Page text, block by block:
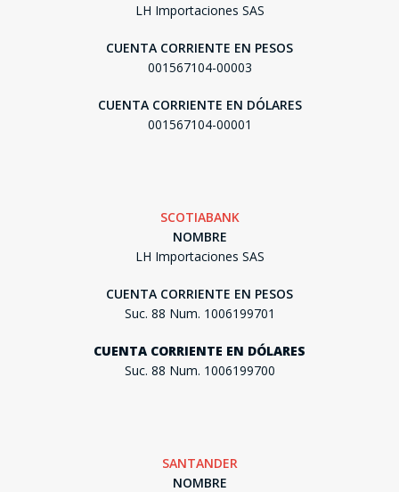
LH Importaciones SAS
CUENTA CORRIENTE EN PESOS
001567104-00003
CUENTA CORRIENTE EN DÓLARES
001567104-00001
SCOTIABANK
NOMBRE
LH Importaciones SAS
CUENTA CORRIENTE EN PESOS
Suc. 88 Num. 1006199701
CUENTA CORRIENTE EN DÓLARES
Suc. 88 Num. 1006199700
SANTANDER
NOMBRE